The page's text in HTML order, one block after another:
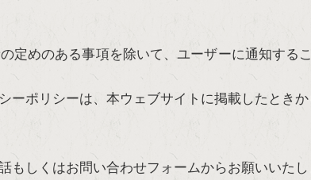
定めのある事項を除いて、ユーザーに通知する
ポリシーは、本ウェブサイトに掲載したときか
しくはお問い合わせフォームからお願いいたし